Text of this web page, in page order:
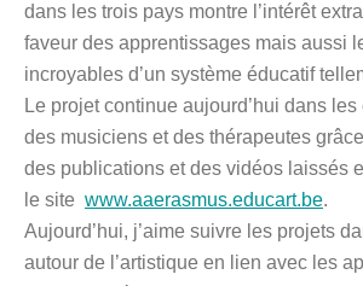
dans les trois pays montre l’intérêt
faveur des apprentissages mais aussi
incroyables d’un système éducatif
Le projet continue aujourd’hui dans
des musiciens et des thérapeutes
des publications et des vidéos laissés
le site www.aaerasmus.educart.be.
Aujourd’hui, j’aime suivre les projets
autour de l’artistique en lien avec les